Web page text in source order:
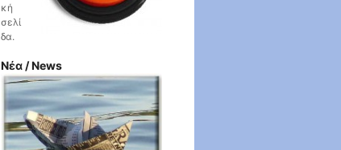
κή
σελί
δα.
Νέα / News